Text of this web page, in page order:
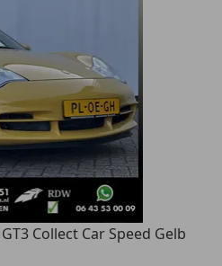
Collect Car Speed Gelb